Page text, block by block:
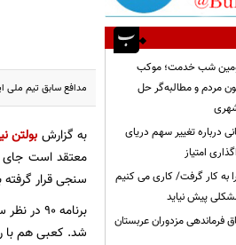
مدافع سابق تیم ملی ایران می
به گزارش بولتن
معتقد است جای
سنجی قرار
برنامه
شد. کعبی هم با
شب خدمت؛ موکب
مردم و مطالبه‌گر حل
درباره تغییر سهم دریای
امتیاز
را به کار گرفت/ کاری می کنیم
پیش نیاید
فرماندهی مزدوران عربستان